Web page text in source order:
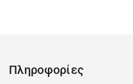
Πληροφορίες